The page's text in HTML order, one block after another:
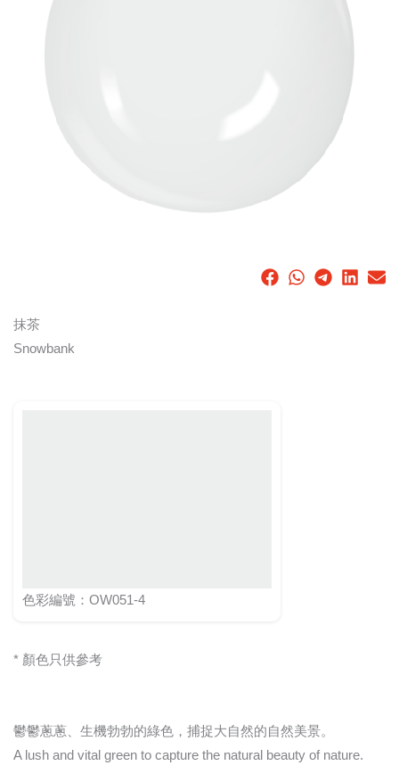
抹茶
Snowbank
色彩編號：OW051-4
* 顏色只供參考
鬱鬱蔥蔥、生機勃勃的綠色，捕捉大自然的自然美景。
A lush and vital green to capture the natural beauty of nature.